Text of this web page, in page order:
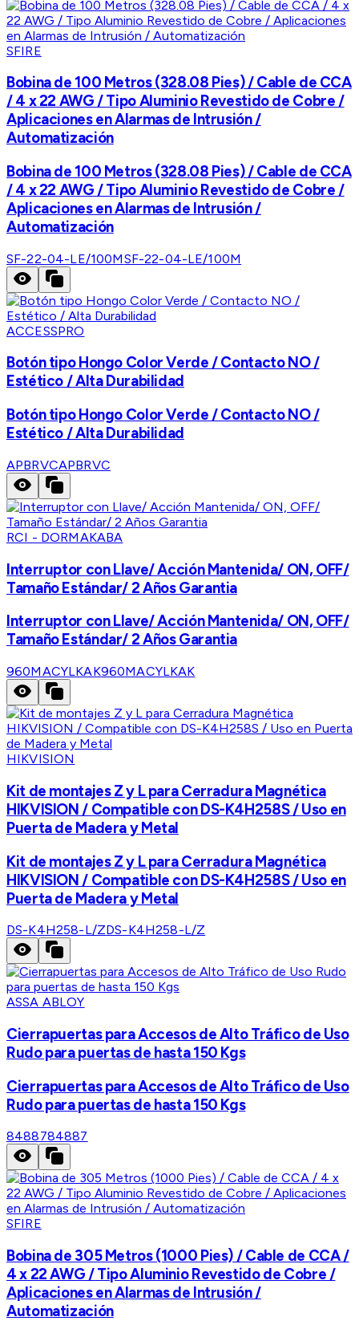
SFIRE
Bobina de 100 Metros (328.08 Pies) / Cable de CCA
/ 4 x 22 AWG / Tipo Aluminio Revestido de Cobre /
Aplicaciones en Alarmas de Intrusión /
Automatización
Bobina de 100 Metros (328.08 Pies) / Cable de CCA
/ 4 x 22 AWG / Tipo Aluminio Revestido de Cobre /
Aplicaciones en Alarmas de Intrusión /
Automatización
SF-22-04-LE/100MSF-22-04-LE/100M
ACCESSPRO
Botón tipo Hongo Color Verde / Contacto NO /
Estético / Alta Durabilidad
Botón tipo Hongo Color Verde / Contacto NO /
Estético / Alta Durabilidad
APBRVCAPBRVC
RCI - DORMAKABA
Interruptor con Llave/ Acción Mantenida/ ON, OFF/
Tamaño Estándar/ 2 Años Garantia
Interruptor con Llave/ Acción Mantenida/ ON, OFF/
Tamaño Estándar/ 2 Años Garantia
960MACYLKAK960MACYLKAK
HIKVISION
Kit de montajes Z y L para Cerradura Magnética
HIKVISION / Compatible con DS-K4H258S / Uso en
Puerta de Madera y Metal
Kit de montajes Z y L para Cerradura Magnética
HIKVISION / Compatible con DS-K4H258S / Uso en
Puerta de Madera y Metal
DS-K4H258-L/ZDS-K4H258-L/Z
ASSA ABLOY
Cierrapuertas para Accesos de Alto Tráfico de Uso
Rudo para puertas de hasta 150 Kgs
Cierrapuertas para Accesos de Alto Tráfico de Uso
Rudo para puertas de hasta 150 Kgs
8488784887
SFIRE
Bobina de 305 Metros (1000 Pies) / Cable de CCA /
4 x 22 AWG / Tipo Aluminio Revestido de Cobre /
Aplicaciones en Alarmas de Intrusión /
Automatización